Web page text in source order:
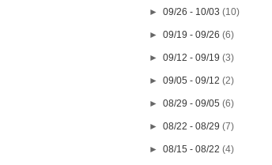
►09/26 - 10/03(10)
►09/19 - 09/26(6)
►09/12 - 09/19(3)
►09/05 - 09/12(2)
►08/29 - 09/05(6)
►08/22 - 08/29(7)
►08/15 - 08/22(4)